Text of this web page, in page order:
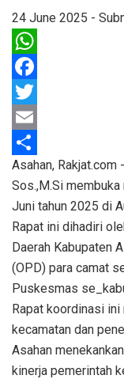
24 June 2025 -
WhatsApp
Facebook
Twitter
Email
Share
Asahan, Rakjat.com
Sos.,M.Si
Juni tahun 2025 di
Rapat ini dihadiri
Daerah Kabupaten
(OPD) para camat
Puskesmas
Rapat koordinasi
kecamatan dan
Asahan
kinerja pemerintah